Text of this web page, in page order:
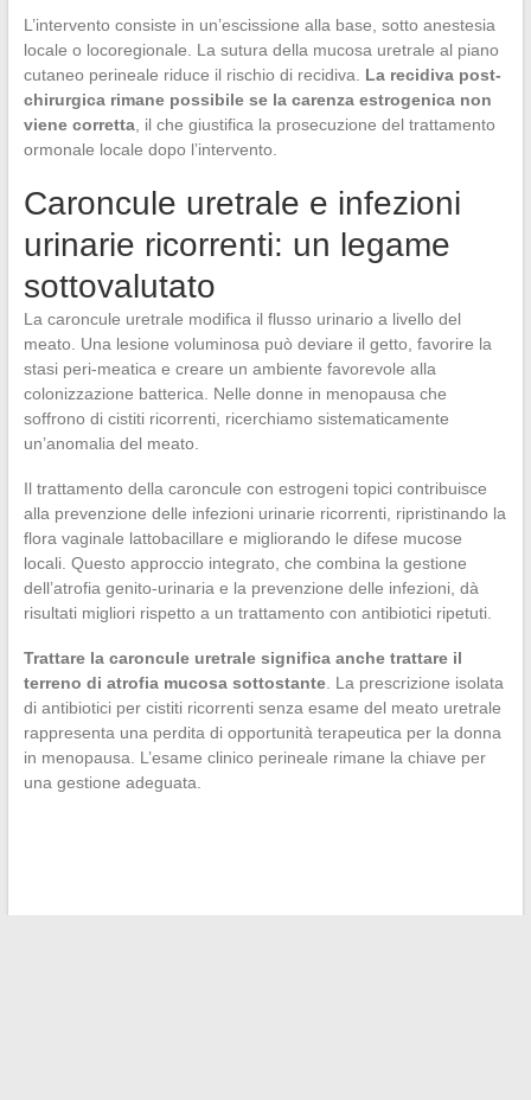
L’intervento consiste in un’escissione alla base, sotto anestesia
locale o locoregionale. La sutura della mucosa uretrale al piano
cutaneo perineale riduce il rischio di recidiva. La recidiva post-
chirurgica rimane possibile se la carenza estrogenica non
viene corretta, il che giustifica la prosecuzione del trattamento
ormonale locale dopo l’intervento.
Caroncule uretrale e infezioni
urinarie ricorrenti: un legame
sottovalutato
La caroncule uretrale modifica il flusso urinario a livello del
meato. Una lesione voluminosa può deviare il getto, favorire la
stasi peri-meatica e creare un ambiente favorevole alla
colonizzazione batterica. Nelle donne in menopausa che
soffrono di cistiti ricorrenti, ricerchiamo sistematicamente
un’anomalia del meato.
Il trattamento della caroncule con estrogeni topici contribuisce
alla prevenzione delle infezioni urinarie ricorrenti, ripristinando la
flora vaginale lattobacillare e migliorando le difese mucose
locali. Questo approccio integrato, che combina la gestione
dell’atrofia genito-urinaria e la prevenzione delle infezioni, dà
risultati migliori rispetto a un trattamento con antibiotici ripetuti.
Trattare la caroncule uretrale significa anche trattare il
terreno di atrofia mucosa sottostante. La prescrizione isolata
di antibiotici per cistiti ricorrenti senza esame del meato uretrale
rappresenta una perdita di opportunità terapeutica per la donna
in menopausa. L’esame clinico perineale rimane la chiave per
una gestione adeguata.